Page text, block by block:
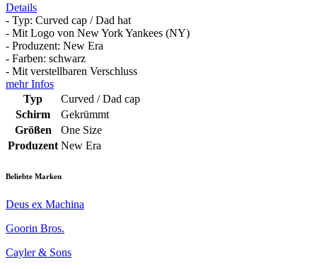
Details
- Typ: Curved cap / Dad hat
- Mit Logo von New York Yankees (NY)
- Produzent: New Era
- Farben: schwarz
- Mit verstellbaren Verschluss
mehr Infos
Typ
Curved / Dad cap
Schirm
Gekrümmt
Größen
One Size
Produzent New Era
Beliebte Marken
Deus ex Machina
Goorin Bros.
Cayler & Sons